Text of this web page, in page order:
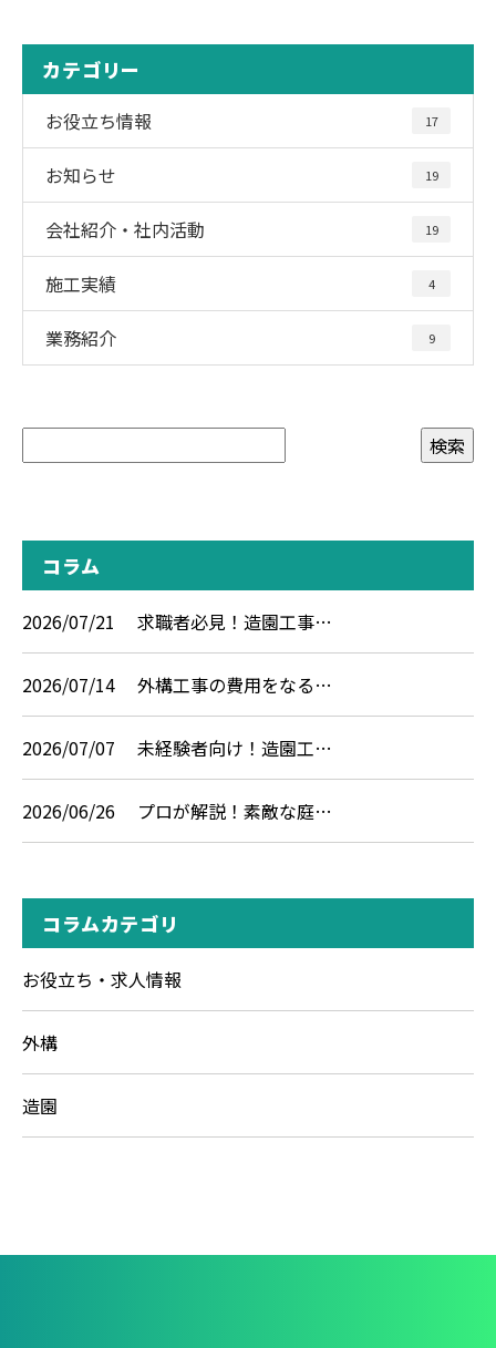
カテゴリー
お役立ち情報 17
お知らせ 19
会社紹介・社内活動 19
施工実績 4
業務紹介 9
コラム
2026/07/21 求職者必見！造園工事…
2026/07/14 外構工事の費用をなる…
2026/07/07 未経験者向け！造園工…
2026/06/26 プロが解説！素敵な庭…
コラムカテゴリ
お役立ち・求人情報
外構
造園